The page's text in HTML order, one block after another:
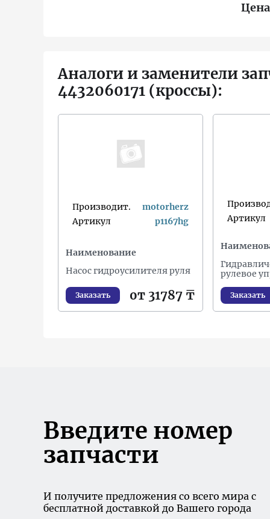
Цена
Аналоги и заменители
4432060171 (кроссы):
Производит.
motorherz
Артикул
p1167hg
Наименование
Насос гидроусилителя руля
Заказать от 31787 ₸
Артикул
рулевое
Заказать
Введите номер
запчасти
И получите предложения со всего мира с
бесплатной доставкой до Вашего города